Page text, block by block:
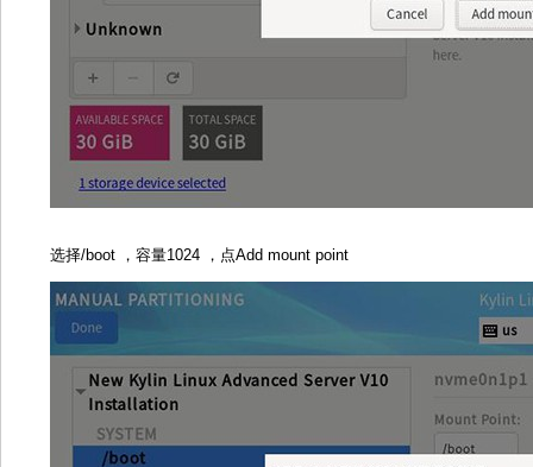
选择/boot ，容量1024 ，点Add mount point